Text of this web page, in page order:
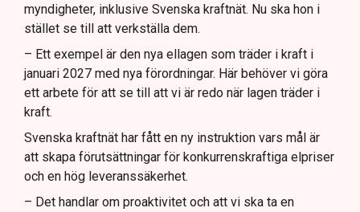
myndigheter, inklusive Svenska kraftnät. Nu ska hon i
stället se till att verkställa dem.
– Ett exempel är den nya ellagen som träder i kraft i
januari 2027 med nya förordningar. Här behöver vi göra
ett arbete för att se till att vi är redo när lagen träder i
kraft.
Svenska kraftnät har fått en ny instruktion vars mål är
att skapa förutsättningar för konkurrenskraftiga elpriser
och en hög leveranssäkerhet.
– Det handlar om proaktivitet och att vi ska ta en